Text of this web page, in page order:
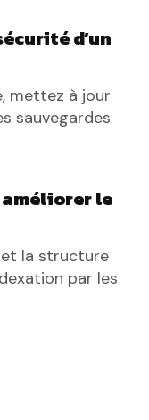
d’un
mettez à jour
sauvegardes
améliorer le
et la structure
par les